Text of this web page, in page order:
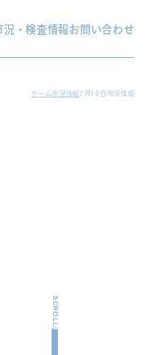
況・検査情報お問い合わせ
ホーム市況情報7月10日市況情報
SCROLL